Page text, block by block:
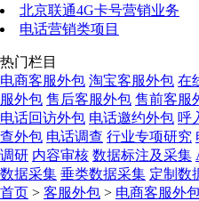
北京联通4G卡号营销业务
电话营销类项目
热门栏目
电商客服外包 淘宝客服外包 在
服外包 售后客服外包 售前客服
电话回访外包 电话邀约外包 呼
查外包 电话调查 行业专项研究
调研 内容审核 数据标注及采集
数据采集 垂类数据采集 定制数
首页 > 客服外包 > 电商客服外